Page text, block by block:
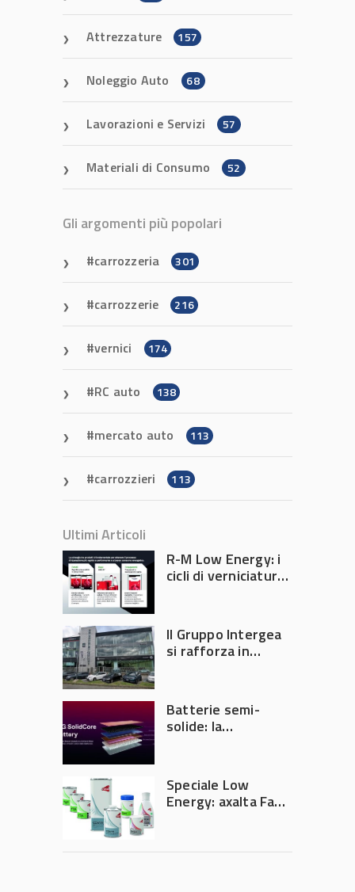
Attrezzature 157
Noleggio Auto 68
Lavorazioni e Servizi 57
Materiali di Consumo 52
Gli argomenti più popolari
carrozzeria 301
carrozzerie 216
vernici 174
RC auto 138
mercato auto 113
carrozzieri 113
Ultimi Articoli
R-M Low Energy: i
cicli di verniciatura
tempi e costi in
carrozzeria
Il Gruppo Intergea
si rafforza in
Batterie semi-
solide: la
accelerare la
rivoluzione
dell’auto elettrica
Speciale Low
Energy: axalta Fast
riduce consumi